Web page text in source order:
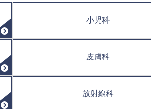
小児科
皮膚科
放射線科